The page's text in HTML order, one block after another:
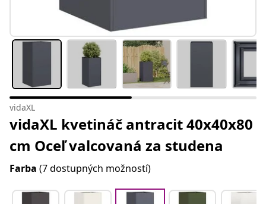
vidaXL
vidaXL kvetináč antracit 40x40x80
cm Oceľ valcovaná za studena
Farba (7 dostupných možností)